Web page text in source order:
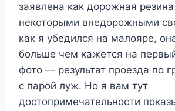
заявлена как дорожная
некоторыми внедорожными
как я убедился на малояре,
больше чем кажется на
фото — результат проезда по
с парой луж. Но я вам тут
достопримечательности